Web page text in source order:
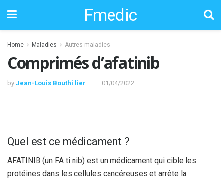
Fmedic
Home Maladies Autres maladies
Comprimés d’afatinib
by Jean-Louis Bouthillier 01/04/2022
Quel est ce médicament ?
AFATINIB (un FA ti nib) est un médicament qui cible les
protéines dans les cellules cancéreuses et arrête la